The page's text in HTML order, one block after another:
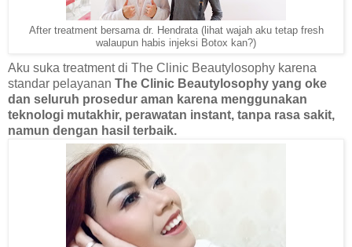
After treatment bersama dr. Hendrata (lihat wajah aku tetap fresh
walaupun habis injeksi Botox kan?)
Aku suka treatment di The Clinic Beautylosophy karena
standar pelayanan The Clinic Beautylosophy yang oke
dan seluruh prosedur aman karena menggunakan
teknologi mutakhir, perawatan instant, tanpa rasa sakit,
namun dengan hasil terbaik.